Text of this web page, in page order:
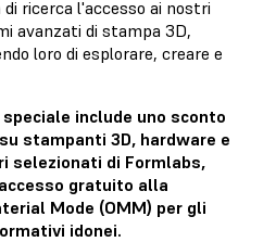
di ricerca l'accesso ai nostri
avanzati di stampa 3D,
loro di esplorare, creare e
speciale include uno sconto
stampanti 3D, hardware e
selezionati di Formlabs,
gratuito alla
Mode (OMM) per gli
idonei.